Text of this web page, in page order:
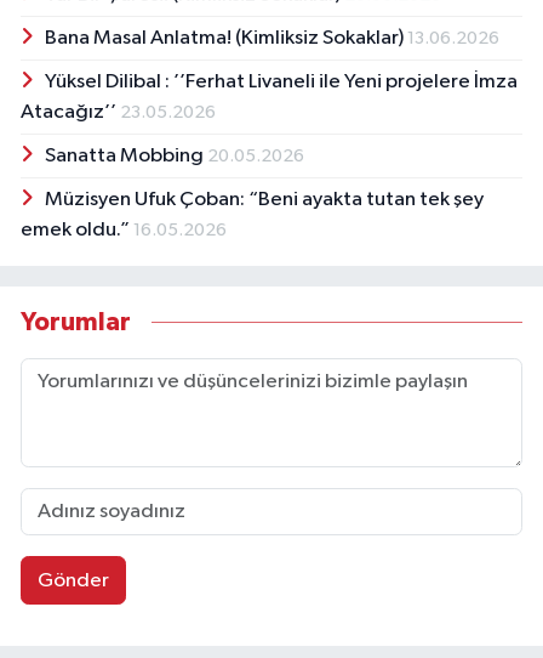
Bana Masal Anlatma! (Kimliksiz Sokaklar) 13.06.2026
Yüksel Dilibal : ’’Ferhat Livaneli ile Yeni projelere İmza
Atacağız’’ 23.05.2026
Sanatta Mobbing 20.05.2026
Müzisyen Ufuk Çoban: “Beni ayakta tutan tek şey
emek oldu.” 16.05.2026
Yorumlar
Gönder